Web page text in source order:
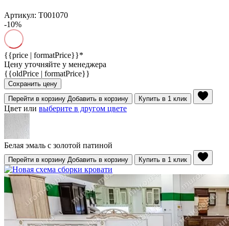
Артикул: Т001070
-10%
{{price | formatPrice}}*
Цену уточняйте у менеджера
{{oldPrice | formatPrice}}
Сохранить цену
Перейти в корзину Добавить в корзину Купить в 1 клик
Цвет или выберите в другом цвете
Белая эмаль с золотой патиной
Перейти в корзину Добавить в корзину Купить в 1 клик